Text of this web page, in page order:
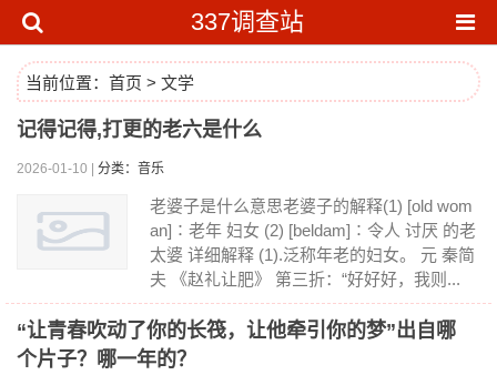
337调查站
当前位置： 首页 > 文学
记得记得,打更的老六是什么
2026-01-10 | 分类：音乐
老婆子是什么意思老婆子的解释(1) [old wom
an]∶老年 妇女 (2) [beldam]∶令人 讨厌 的老
太婆 详细解释 (1).泛称年老的妇女。 元 秦简
夫 《赵礼让肥》 第三折：“好好好，我则...
“让青春吹动了你的长筏，让他牵引你的梦”出自哪
个片子？哪一年的？